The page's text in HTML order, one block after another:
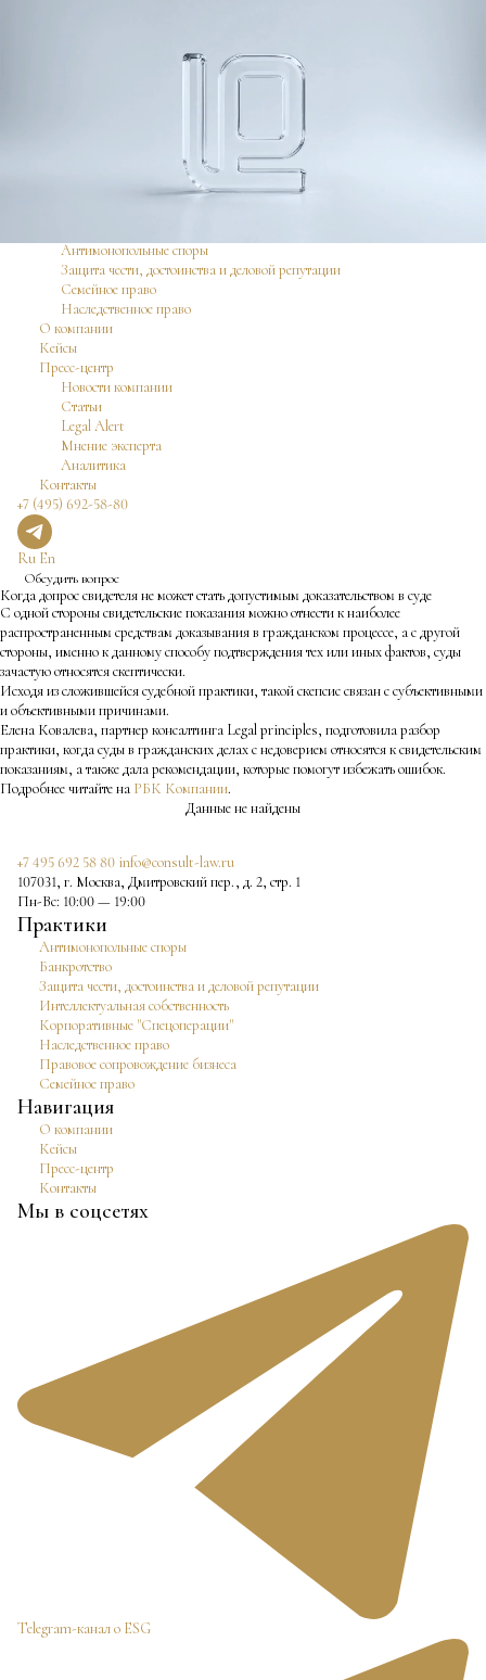
Корпоративные «Спецоперации»
Правовое сопровождение бизнеса
Антимонопольные споры
Защита чести, достоинства и деловой репутации
Семейное право
Наследственное право
О компании
Кейсы
Пресс-центр
Новости компании
Статьи
Legal Alert
Мнение эксперта
Аналитика
Контакты
+7 (495) 692-58-80
Ru En
Обсудить вопрос
Когда допрос свидетеля не может стать допустимым доказательством в суде
С одной стороны свидетельские показания можно отнести к наиболее
распространенным средствам доказывания в гражданском процессе, а с другой
стороны, именно к данному способу подтверждения тех или иных фактов, суды
зачастую относятся скептически.
Исходя из сложившейся судебной практики, такой скепсис связан с субъективными
и объективными причинами.
Елена Ковалева, партнер консалтинга Legal principles, подготовила разбор
практики, когда суды в гражданских делах с недоверием относятся к свидетельским
показаниям, а также дала рекомендации, которые помогут избежать ошибок.
Подробнее читайте на РБК Компании.
Данные не найдены
+7 495 692 58 80 info@consult-law.ru
107031, г. Москва, Дмитровский пер., д. 2, стр. 1
Пн-Вс: 10:00 — 19:00
Практики
Антимонопольные споры
Банкротство
Защита чести, достоинства и деловой репутации
Интеллектуальная собственность
Корпоративные "Спецоперации"
Наследственное право
Правовое сопровождение бизнеса
Семейное право
Навигация
О компании
Кейсы
Пресс-центр
Контакты
Мы в соцсетях
Telegram-канал о ESG